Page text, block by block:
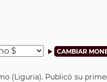
(Liguria). Publicó su